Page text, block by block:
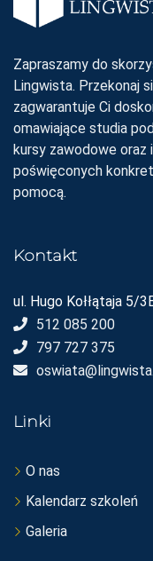
Zapraszamy do
Lingwista. Przekonaj
zagwarantuje Ci
omawiające studia
kursy zawodowe oraz
poświęconych
pomocą.
Kontakt
ul. Hugo Kołłątaja 5/
512 085 200
797 727 375
Linki
O nas
Kalendarz szkoleń
Galeria